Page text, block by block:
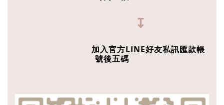
↧
加入官方LINE好友私訊匯款帳
號後五碼